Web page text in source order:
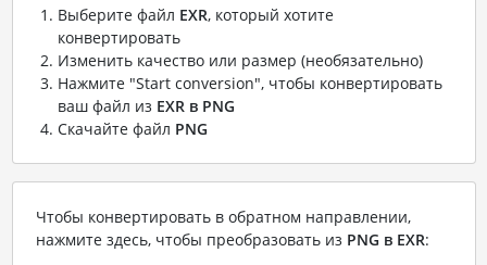
Выберите файл EXR, который хотите
конвертировать
Изменить качество или размер (необязательно)
Нажмите "Start conversion", чтобы конвертировать
ваш файл из EXR в PNG
Скачайте файл PNG
Чтобы конвертировать в обратном направлении,
нажмите здесь, чтобы преобразовать из PNG в EXR: